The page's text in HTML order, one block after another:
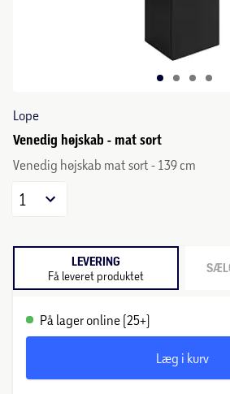
Lope
Venedig højskab - mat sort
Venedig højskab mat sort - 139 cm
1
LEVERING
Få leveret produktet
På lager online (25+)
Læg i kurv